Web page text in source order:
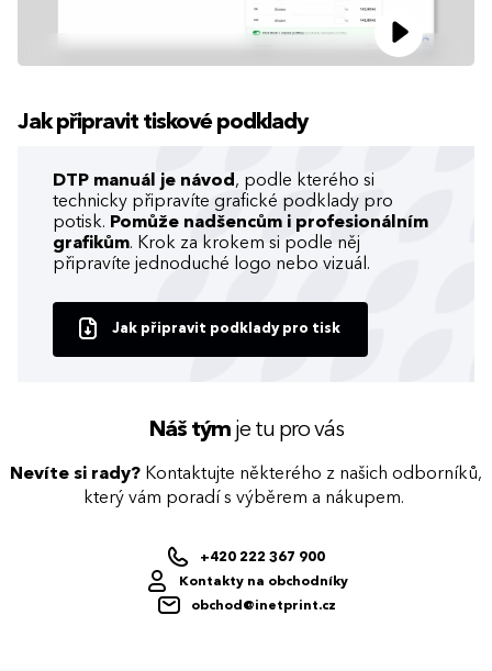
Jak připravit tiskové podklady
DTP manuál je návod , podle kterého si
technicky připravíte grafické podklady pro
potisk. Pomůže nadšencům i profesionálním
grafikům. Krok za krokem si podle něj
připravíte jednoduché logo nebo vizuál.
Jak připravit podklady pro tisk
Náš týmje tu pro vás
Nevíte si rady? Kontaktujte některého z našich odborníků,
který vám poradí s výběrem a nákupem.
+420 222 367 900
Kontakty na obchodníky
obchod@inetprint.cz